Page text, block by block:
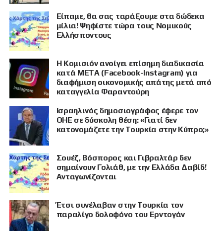
Είπαμε, θα σας ταράξουμε στα δώδεκα
μίλια! Ψηφίστε τώρα τους Νομικούς
Ελλήσποντους
Η Κομισιόν ανοίγει επίσημη διαδικασία
κατά META (Facebook-Instagram) για
διαφήμιση οικονομικής απάτης μετά από
καταγγελία Φαραντούρη
Ισραηλινός δημοσιογράφος έφερε τον
ΟΗΕ σε δύσκολη θέση: «Γιατί δεν
κατονομάζετε την Τουρκία στην Κύπρο;»
Σουέζ, Βόσπορος και Γιβραλτάρ δεν
σημαίνουν Γολιάθ, με την Ελλάδα Δαβίδ!
Ανταγωνίζονται
Έτσι συνέλαβαν στην Τουρκία τον
παραλίγο δολοφόνο του Ερντογάν